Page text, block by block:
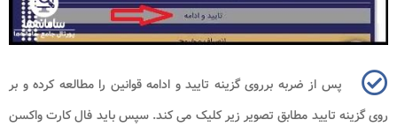
پس از ضربه برروی گزینه تایید و ادامه قوانین را مطالعه کرده و بر
روی گزینه تایید مطابق تصویر زیر کلیک می کند. سپس باید فال کارت واکسن